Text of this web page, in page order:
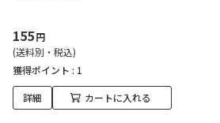
155円
(送料別・税込)
獲得ポイント : 1
詳細 カートに入れる